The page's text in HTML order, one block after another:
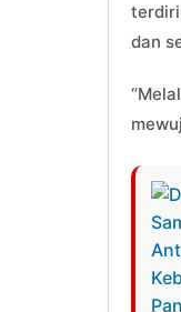
terdiri
dan